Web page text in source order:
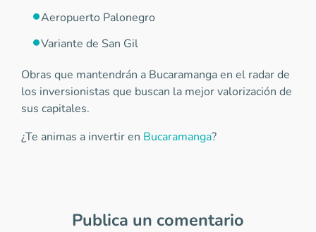
Aeropuerto Palonegro
Variante de San Gil
Obras que mantendrán a Bucaramanga en el radar de
los inversionistas que buscan la mejor valorización de
sus capitales.
¿Te animas a invertir en Bucaramanga?
Publica un comentario